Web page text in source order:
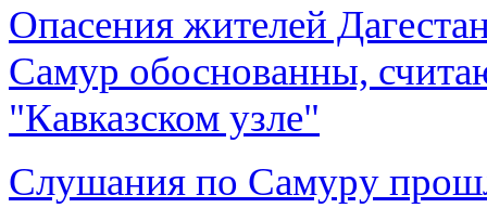
Опасения жителей
Самур обоснованны,
"Кавказском узле"
Слушания по Самуру